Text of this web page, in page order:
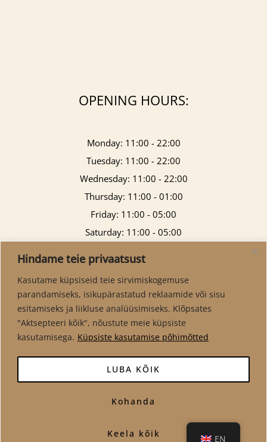
Hindame teie privaatsust
Kasutame küpsiseid teie sirvimiskogemuse
parandamiseks, isikupärastatud reklaamide või sisu
esitamiseks ja liikluse analüüsimiseks. Klõpsates
"Aktsepteeri kõik", nõustute meie küpsiste
kasutamisega. Küpsiste kasutamise põhimõtted
Kohanda
Keela kõik
LUBA KÕIK
OPENING HOURS:
Monday: 11:00 - 22:00
Tuesday: 11:00 - 22:00
Wednesday: 11:00 - 22:00
Thursday: 11:00 - 01:00
Friday: 11:00 - 05:00
Saturday: 11:00 - 05:00
EN